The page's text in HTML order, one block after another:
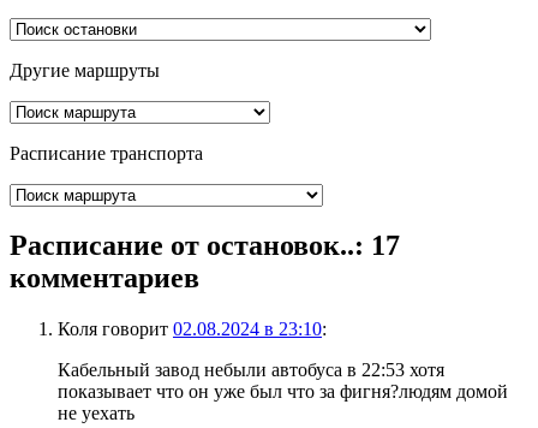
Другие маршруты
Расписание транспорта
Расписание от остановок..: 17
комментариев
Коля говорит 02.08.2024 в 23:10:
Кабельный завод небыли автобуса в 22:53 хотя
показывает что он уже был что за фигня?людям домой
не уехать